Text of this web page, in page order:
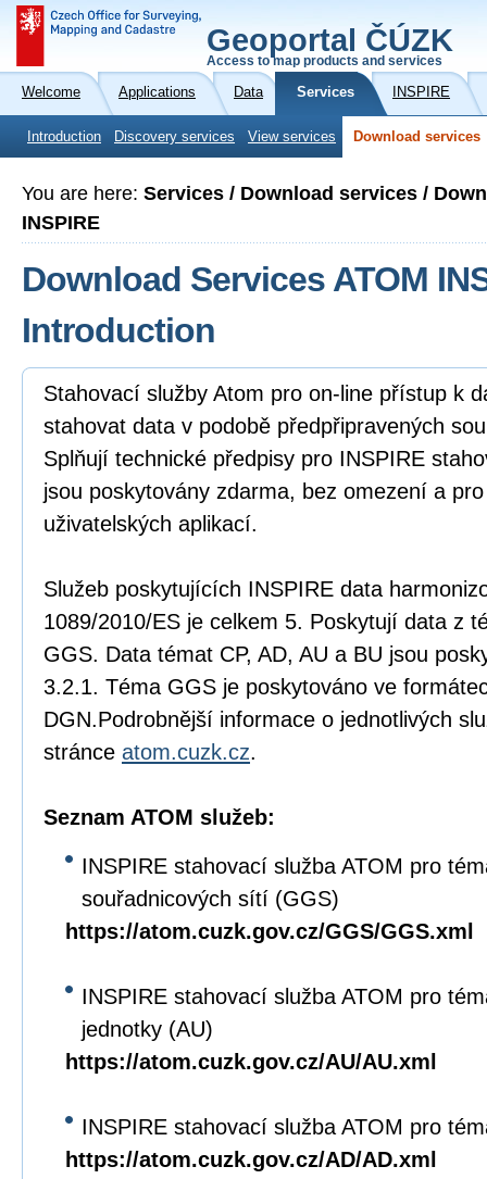
Geoportal ČÚZK
Access to map products and services
Welcome Applications Data Services INSPIRE
Introduction Discovery services View services Download services
You are here: Services / Download services /
INSPIRE
Download Services ATOM
Introduction
Stahovací služby Atom pro on-line přístup k
stahovat data v podobě předpřipravených
Splňují technické předpisy pro INSPIRE
jsou poskytovány zdarma, bez omezení a
uživatelských aplikací.
Služeb poskytujících INSPIRE data
1089/2010/ES je celkem 5. Poskytují data z
GGS. Data témat CP, AD, AU a BU jsou
3.2.1. Téma GGS je poskytováno ve
DGN.Podrobnější informace o jednotlivých
stránce atom.cuzk.cz.
Seznam ATOM služeb:
INSPIRE stahovací služba ATOM pro
souřadnicových sítí (GGS)
https://atom.cuzk.gov.cz/GGS/GGS.xml
INSPIRE stahovací služba ATOM pro
jednotky (AU)
https://atom.cuzk.gov.cz/AU/AU.xml
INSPIRE stahovací služba ATOM pro
https://atom.cuzk.gov.cz/AD/AD.xml